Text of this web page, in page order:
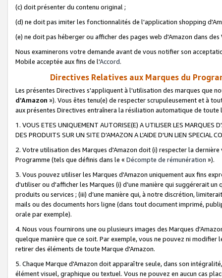
(c) doit présenter du contenu original ;
(d) ne doit pas imiter les fonctionnalités de l'application shopping
(e) ne doit pas héberger ou afficher des pages web d'Amazon dans
Nous examinerons votre demande avant de vous notifier son
Mobile acceptée aux fins de l'Accord.
Directives Relatives aux Marques du
Les présentes Directives s'appliquent à l'utilisation des marques que
d'Amazon »). Vous êtes tenu(e) de respecter scrupuleusement et à
aux présentes Directives entraînera la résiliation automatique de
1. VOUS ETES UNIQUEMENT AUTORISE(E) A UTILISER LES MARQUES
DES PRODUITS SUR UN SITE D'AMAZON A L'AIDE D'UN LIEN SPECIAL
2. Votre utilisation des Marques d'Amazon doit (i) respecter la
Programme (tels que définis dans le « Décompte de rémunération »).
3. Vous pouvez utiliser les Marques d'Amazon uniquement aux fins
d'utiliser ou d'afficher les Marques (i) d’une manière qui suggérerait
produits ou services ; (iii) d’une manière qui, à notre discrétion,
mails ou des documents hors ligne (dans tout document imprimé,
orale par exemple).
4. Nous vous fournirons une ou plusieurs images des Marques
quelque manière que ce soit. Par exemple, vous ne pouvez ni
retirer des éléments de toute Marque d'Amazon.
5. Chaque Marque d'Amazon doit apparaître seule, dans son
élément visuel, graphique ou textuel. Vous ne pouvez en aucun cas